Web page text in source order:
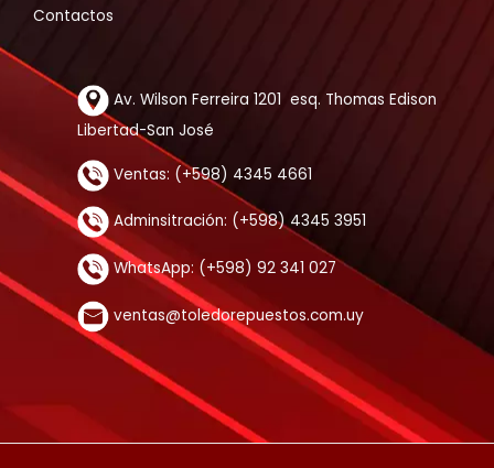
Contactos
Av. Wilson Ferreira 1201 esq. Thomas Edison
Libertad-San José
Ventas: (+598) 4345 4661
Adminsitración: (+598) 4345 3951
WhatsApp: (+598) 92 341 027
ventas@toledorepuestos.com.uy